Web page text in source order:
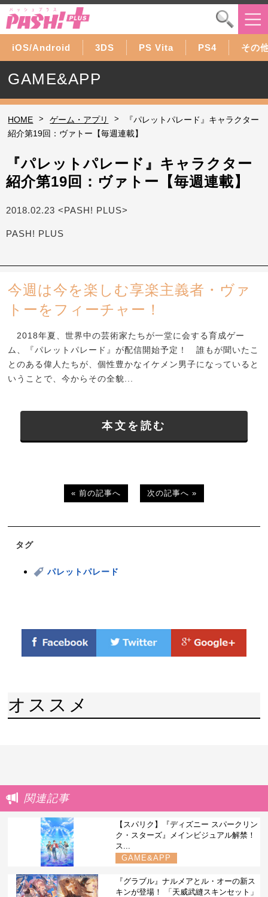
iOS/Android 3DS PS Vita PS4 その
GAME&APP
HOME > ゲーム・アプリ >
『パレットパレード』キャラクター
紹介第19回：ヴァトー【毎週連載】
『パレットパレード』キャラクター
紹介第19回：ヴァトー【毎週連載】
2018.02.23 <PASH! PLUS>
PASH! PLUS
今週は今を楽しむ享楽主義者・ヴァ
トーをフィーチャー！
2018年夏、世界中の芸術家たちが一堂に会する育成ゲー
ム、『パレットパレード』が配信開始予定！ 誰もが聞いたこ
とのある偉人たちが、個性豊かなイケメン男子になっていると
いうことで、今からその全貌...
本文を読む
« 前の記事へ 次の記事へ »
タグ
パレットパレード
オススメ
関連記事
【スパリク】『ディズニー スパークリン
ク・スターズ』メインビジュアル解禁！
ス...
GAME&APP
『グラブル』ナルメアとル・オーの新ス
キンが登場！ 「天威武縫スキンセット」